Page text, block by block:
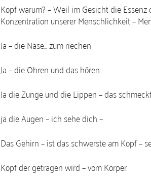
Kopf warum? – Weil im Gesicht die
Konzentration unserer Menschlichkeit –
Ja – die Nase… zum riechen
Ja – die Ohren und das hören
Ja die Zunge und die Lippen – das
ja die Augen – ich sehe dich –
Das Gehirn – ist das schwerste am Kopf –
Kopf der getragen wird – vom Körper